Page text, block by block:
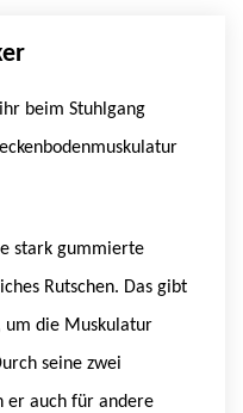
beim Stuhlgang
stark gummierte
Rutschen. Das gibt
um die Muskulatur
seine zwei
er auch für andere